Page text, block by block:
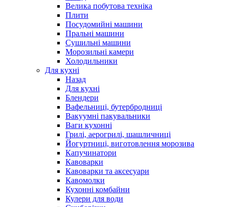
Велика побутова техніка
Плити
Посудомийні машини
Пральні машини
Сушильні машини
Морозильні камери
Холодильники
Для кухні
Назад
Для кухні
Блендери
Вафельниці, бутербродниці
Вакуумні пакувальники
Ваги кухонні
Грилі, аерогрилі, шашличниці
Йогуртниці, виготовлення морозива
Капучинатори
Кавоварки
Кавоварки та аксесуари
Кавомолки
Кухонні комбайни
Кулери для води